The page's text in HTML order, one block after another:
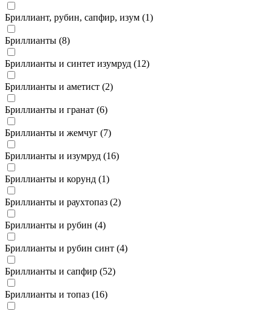
Бриллиант, рубин, сапфир, изум (1)
Бриллианты (8)
Бриллианты и синтет изумруд (12)
Бриллианты и аметист (2)
Бриллианты и гранат (6)
Бриллианты и жемчуг (7)
Бриллианты и изумруд (16)
Бриллианты и корунд (1)
Бриллианты и раухтопаз (2)
Бриллианты и рубин (4)
Бриллианты и рубин синт (4)
Бриллианты и сапфир (52)
Бриллианты и топаз (16)